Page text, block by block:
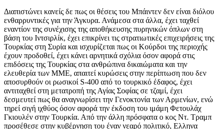
Διαπιστώνει κανείς δε πως οι θέσεις του Μπάιντεν δεν είναι διόλου
ενθαρρυντικές για την Άγκυρα. Ανάμεσα στα άλλα, έχει ταχθεί
εναντίον της συνέχισης της αποθήκευσης πυρηνικών όπλων στη
βάση του Ιντσιρλίκ, έχει επικρίνει τις στρατιωτικές επιχειρήσεις της
Τουρκίας στη Συρία και ισχυρίζεται πως οι Κούρδοι της περιοχής
έχουν προδοθεί, έχει κάνει αρνητικά σχόλια όσον αφορά στις
επιδόσεις της Τουρκίας στα ανθρώπινα δικαιώματα και την
ελευθερία των ΜΜΕ, απαιτεί κυρώσεις στην περίπτωση που δεν
αποσυρθούν οι ρωσικοί S-400 από το τουρκικό έδαφος, έχει
αντιταχθεί στη μετατροπή της Αγίας Σοφίας σε τζαμί, έχει
δεσμευτεί πως θα αναγνωρίσει την Γενοκτονία των Αρμενίων, ενώ
τηρεί σιγή ιχθύος όσον αφορά την έκδοση του ιμάμη Φετουλάχ
Γκιουλέν στην Τουρκία. Από την άλλη πρόσφατα ο κος Ντ. Τραμπ
προσέθεσε στην κυβέρνηση του έναν νεαρό πολιτικό, Ελληνα